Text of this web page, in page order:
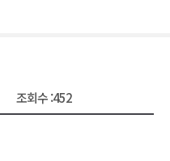
조회수 :452